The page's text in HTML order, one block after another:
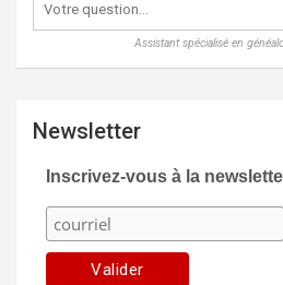
Assistant spécialisé en
Newsletter
Inscrivez-vous à la